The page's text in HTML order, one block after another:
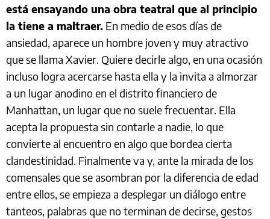
está ensayando una obra teatral que al principio
la tiene a maltraer. En medio de esos días de
ansiedad, aparece un hombre joven y muy atractivo
que se llama Xavier. Quiere decirle algo, en una ocasión
incluso logra acercarse hasta ella y la invita a almorzar
a un lugar anodino en el distrito financiero de
Manhattan, un lugar que no suele frecuentar. Ella
acepta la propuesta sin contarle a nadie, lo que
convierte al encuentro en algo que bordea cierta
clandestinidad. Finalmente va y, ante la mirada de los
comensales que se asombran por la diferencia de edad
entre ellos, se empieza a desplegar un diálogo entre
tanteos, palabras que no terminan de decirse, gestos